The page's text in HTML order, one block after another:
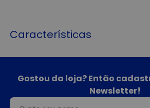
Características
Gostou da loja? Então
Newsletter!